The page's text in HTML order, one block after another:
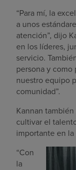
“Para mí, la
a unos
atención”, dijo
en los líderes,
servicio.
persona y
nuestro equipo
comunidad”.
Kannan
cultivar el
importante en
“Con
la